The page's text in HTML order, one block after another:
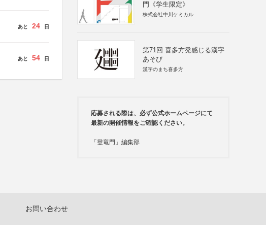
あと 24 日
あと 54 日
門《学生限定》
株式会社中川ケミカル
第71回 喜多方発感じる漢字
あそび
漢字のまち喜多方
応募される際は、必ず公式ホームページにて
最新の開催情報をご確認ください。
「登竜門」編集部
お問い合わせ